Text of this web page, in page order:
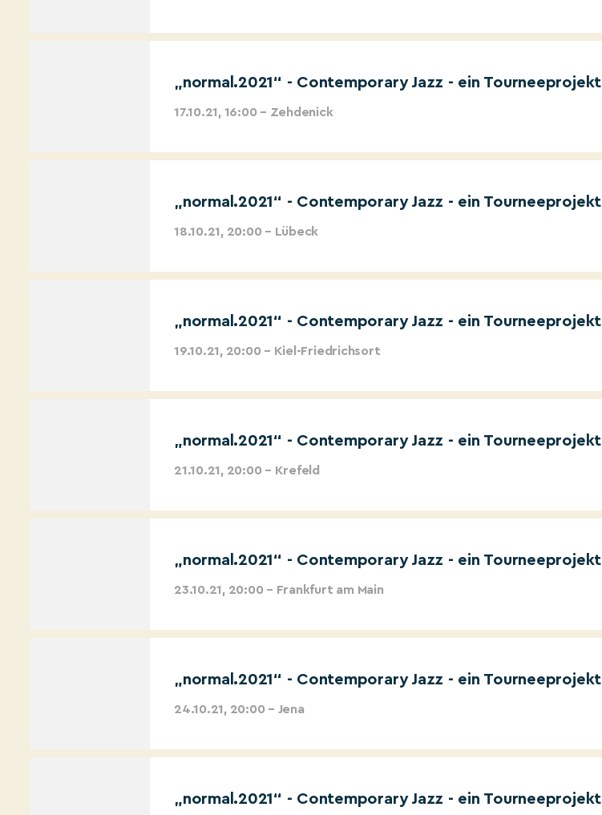
„normal.2021“ - Contemporary Jazz - ein Tourneeprojekt
17.10.21, 16:00 – Zehdenick
„normal.2021“ - Contemporary Jazz - ein Tourneeprojekt
18.10.21, 20:00 – Lübeck
„normal.2021“ - Contemporary Jazz - ein Tourneeprojekt
19.10.21, 20:00 – Kiel-Friedrichsort
„normal.2021“ - Contemporary Jazz - ein Tourneeprojekt
21.10.21, 20:00 – Krefeld
„normal.2021“ - Contemporary Jazz - ein Tourneeprojekt
23.10.21, 20:00 – Frankfurt am Main
„normal.2021“ - Contemporary Jazz - ein Tourneeprojekt
24.10.21, 20:00 – Jena
„normal.2021“ - Contemporary Jazz - ein Tourneeprojekt